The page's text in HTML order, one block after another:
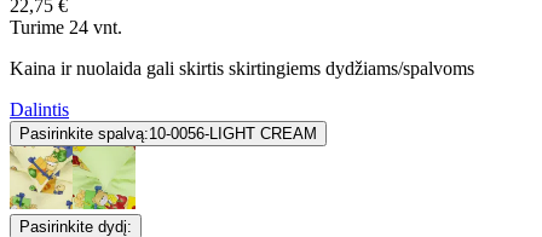
22,75 €
Turime 24 vnt.
Kaina ir nuolaida gali skirtis skirtingiems dydžiams/spalvoms
Dalintis
Pasirinkite spalvą:10-0056-LIGHT CREAM
Pasirinkite dydį: